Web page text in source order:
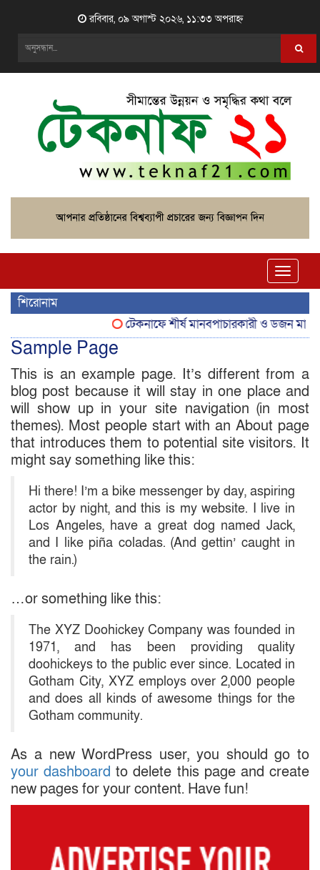
রবিবার, ০৯ অগাস্ট ২০২৬, ১১:৩৩ অপরাহ্ন
Toggle
শিরোনাম
টেকনাফে শীর্ষ মানবপাচারকারী ও ডজন
Sample Page
This is an example page. It’s different from a
blog post because it will stay in one place and
will show up in your site navigation (in most
themes). Most people start with an About page
that introduces them to potential site visitors. It
might say something like this:
Hi there! I’m a bike messenger by day, aspiring
actor by night, and this is my website. I live in
Los Angeles, have a great dog named Jack,
and I like piña coladas. (And gettin’ caught in
the rain.)
…or something like this:
The XYZ Doohickey Company was founded in
1971, and has been providing quality
doohickeys to the public ever since. Located in
Gotham City, XYZ employs over 2,000 people
and does all kinds of awesome things for the
Gotham community.
As a new WordPress user, you should go to
your dashboard to delete this page and create
new pages for your content. Have fun!